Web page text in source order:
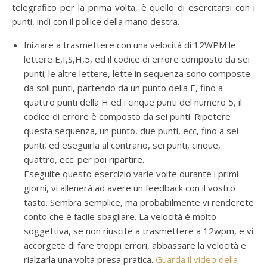
telegrafico per la prima volta, è quello di esercitarsi con i
punti, indi con il pollice della mano destra.
Iniziare a trasmettere con una velocità di 12WPM le
lettere E,I,S,H,5, ed il codice di errore composto da sei
punti; le altre lettere, lette in sequenza sono composte
da soli punti, partendo da un punto della E, fino a
quattro punti della H ed i cinque punti del numero 5, il
codice di errore è composto da sei punti. Ripetere
questa sequenza, un punto, due punti, ecc, fino a sei
punti, ed eseguirla al contrario, sei punti, cinque,
quattro, ecc. per poi ripartire.
Eseguite questo esercizio varie volte durante i primi
giorni, vi allenerà ad avere un feedback con il vostro
tasto. Sembra semplice, ma probabilmente vi renderete
conto che è facile sbagliare. La velocità è molto
soggettiva, se non riuscite a trasmettere a 12wpm, e vi
accorgete di fare troppi errori, abbassare la velocità e
rialzarla una volta presa pratica. Guarda il video della